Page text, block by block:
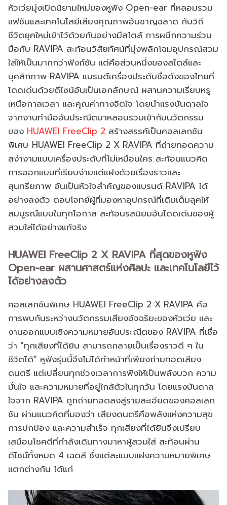
หัวเว่ยมุ่งเปิดนิยามใหม่ของหูฟัง Open-ear ที่หลอมรวม
แฟชันและเทคโนโลยีเสียงคุณภาพอันชาญฉลาด กับวิถี
ชีวิตยุคใหม่เข้าไว้ด้วยกันอย่างมีสไตล์ การผนึกความร่วม
มือกับ RAVIPA สะท้อนวิสัยทัศน์ที่มุ่งพลิกโฉมอุปกรณ์สวม
ใส่ให้เป็นมากกว่าฟังก์ชัน แต่คือส่วนหนึ่งของสไตล์และ
บุคลิกภาพ RAVIPA แบรนด์เครื่องประดับชื่อดังของไทยที่
โดดเด่นด้วยดีไซน์อันเป็นเอกลักษณ์ ผสานความเรียบหรู
เหนือกาลเวลา และคุณค่าทางจิตใจ โดยนำแรงบันดาลใจ
จากงานทำมืออันประณีตมาหลอมรวมเข้ากับนวัตกรรม
ของ HUAWEI FreeClip 2 สร้างสรรค์เป็นคอลเลกชัน
พิเศษ HUAWEI FreeClip 2 X RAVIPA ที่ถ่ายทอดความ
สง่างามแบบเครื่องประดับที่ไม่เหมือนใคร สะท้อนแนวคิด
การออกแบบที่เรียบง่ายแต่แฝงด้วยเรื่องราวและ
สุนทรียภาพ อันเป็นหัวใจสำคัญของแบรนด์ RAVIPA ได้
อย่างลงตัว ตอบโจทย์ผู้ที่มองหาอุปกรณ์ที่เติมเต็มลุคให้
สมบูรณ์แบบในทุกโอกาส สะท้อนรสนิยมอันโดดเด่นของผู้
สวมใส่ได้อย่างแท้จริง
HUAWEI FreeClip 2 X RAVIPA ที่สุดของหูฟัง
Open-ear ผสานศาสตร์แห่งศิลปะ และเทคโนโลยีไว้
ได้อย่างลงตัว
คอลเลกชันพิเศษ HUAWEI FreeClip 2 X RAVIPA คือ
การพบกันระหว่างนวัตกรรมเสียงอัจฉริยะของหัวเว่ย และ
งานออกแบบเชิงความหมายอันประณีตของ RAVIPA ที่เชื่อ
ว่า “ทุกเสียงที่ได้ยิน สามารถกลายเป็นเรื่องราวดี ๆ ใน
ชีวิตได้” หูฟังรุ่นนี้จึงไม่ได้ทำหน้าที่เพียงถ่ายทอดเสียง
ดนตรี แต่เปลี่ยนทุกช่วงเวลาการฟังให้เป็นพลังบวก ความ
มั่นใจ และความหมายที่อยู่ใกล้ตัวในทุกวัน โดยแรงบันดาล
ใจจาก RAVIPA ถูกถ่ายทอดลงสู่รายละเอียดของคอลเลก
ชัน ผ่านแนวคิดที่มองว่า เสียงดนตรีคือพลังแห่งความสุข
การปกป้อง และความสำเร็จ ทุกเสียงที่ได้ยินจึงเปรียบ
เสมือนโชคดีที่กำลังเดินทางมาหาผู้สวมใส่ สะท้อนผ่าน
ดีไซน์ทั้งหมด 4 เฉดสี ซึ่งแต่ละแบบแฝงความหมายพิเศษ
แตกต่างกัน ได้แก่